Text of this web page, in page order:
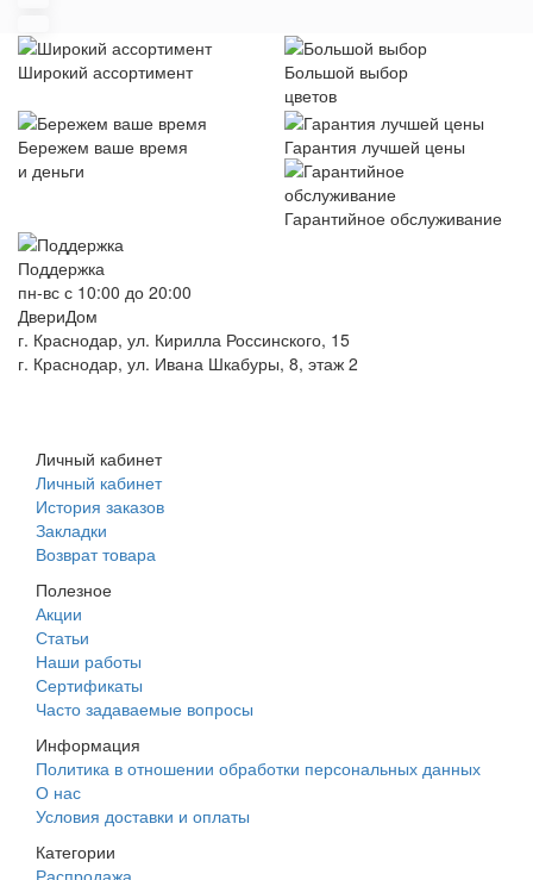
Широкий ассортимент
Большой выбор
цветов
Бережем ваше время
и деньги
Гарантия лучшей цены
Гарантийное обслуживание
Поддержка
пн-вс с 10:00 до 20:00
ДвериДом
г. Краснодар, ул. Кирилла Россинского, 15
г. Краснодар, ул. Ивана Шкабуры, 8, этаж 2
Личный кабинет
Личный кабинет
История заказов
Закладки
Возврат товара
Полезное
Акции
Статьи
Наши работы
Сертификаты
Часто задаваемые вопросы
Информация
Политика в отношении обработки персональных данных
О нас
Условия доставки и оплаты
Категории
Распродажа